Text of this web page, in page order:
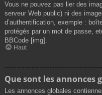
Vous ne pouvez pas lier des
serveur Web public) ni des
d’authentification, exemple :
protégés par un mot de passe,
BBCode [img].
Haut
Que sont les annonces
Les annonces globales